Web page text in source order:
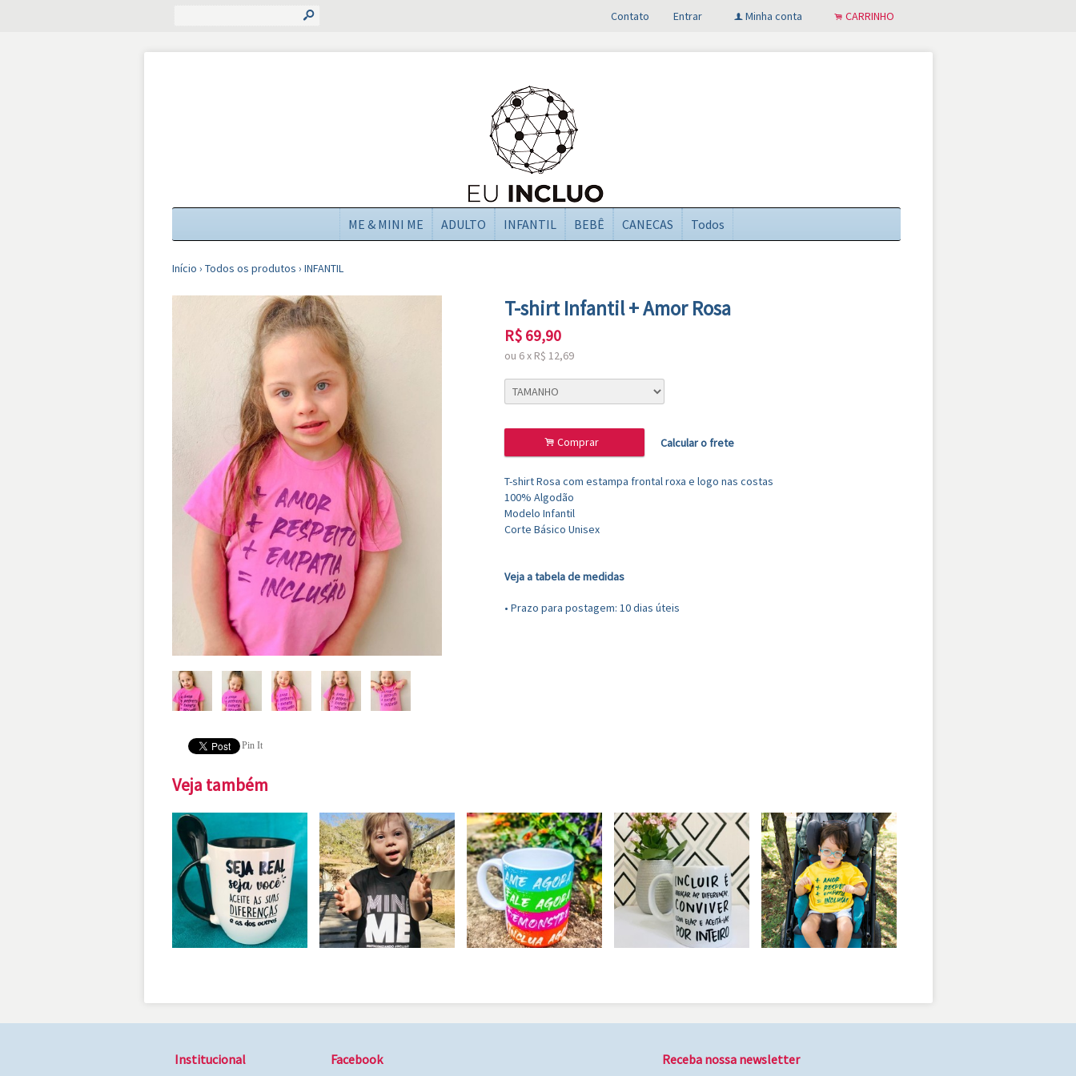
s Contato Entrar f Minha conta . CARRINHO
ME & MINI ME ADULTO INFANTIL BEBÊ CANECAS Todos
Início › Todos os produtos › INFANTIL
Pin It
T-shirt Infantil + Amor Rosa
R$ 69,90
ou 6x R$ 12,69
. Comprar Calcular o frete
T-shirt Rosa com estampa frontal roxa e logo nas costas
100% Algodão
Modelo Infantil
Corte Básico Unisex
Veja a tabela de medidas
• Prazo para postagem: 10 dias úteis
Veja também
Institucional Facebook Receba nossa newsletter